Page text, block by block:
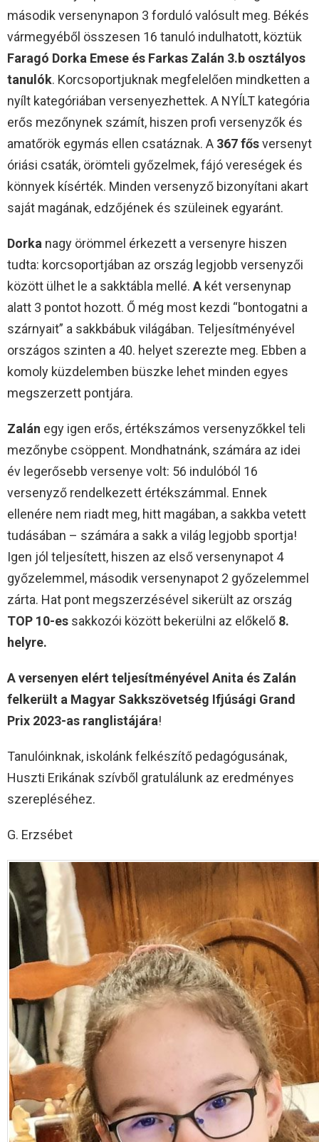
második versenynapon 3 forduló valósult meg. Békés
vármegyéből összesen 16 tanuló indulhatott, köztük
Faragó Dorka Emese és Farkas Zalán 3.b osztályos
tanulók. Korcsoportjuknak megfelelően mindketten a
nyílt kategóriában versenyezhettek. A NYÍLT kategória
erős mezőnynek számít, hiszen profi versenyzők és
amatőrök egymás ellen csatáznak. A 367 fősversenyt
óriási csaták, örömteli győzelmek, fájó vereségek és
könnyek kísérték. Minden versenyző bizonyítani akart
saját magának, edzőjének és szüleinek egyaránt.
Dorka nagy örömmel érkezett a versenyre hiszen
tudta: korcsoportjában az ország legjobb versenyzői
között ülhet le a sakktábla mellé. A két versenynap
alatt 3 pontot hozott. Ő még most kezdi “bontogatni a
szárnyait” a sakkbábuk világában. Teljesítményével
országos szinten a 40. helyet szerezte meg. Ebben a
komoly küzdelemben büszke lehet minden egyes
megszerzett pontjára.
Zalán egy igen erős, értékszámos versenyzőkkel teli
mezőnybe csöppent. Mondhatnánk, számára az idei
év legerősebb versenye volt: 56 indulóból 16
versenyző rendelkezett értékszámmal. Ennek
ellenére nem riadt meg, hitt magában, a sakkba vetett
tudásában – számára a sakk a világ legjobb sportja!
Igen jól teljesített, hiszen az első versenynapot 4
győzelemmel, második versenynapot 2 győzelemmel
zárta. Hat pont megszerzésével sikerült az ország
TOP 10-es sakkozói között bekerülni az előkelő 8.
helyre.
A versenyen elért teljesítményével Anita és Zalán
felkerült a Magyar Sakkszövetség Ifjúsági Grand
Prix 2023-as ranglistájára!
Tanulóinknak, iskolánk felkészítő pedagógusának,
Huszti Erikának szívből gratulálunk az eredményes
szerepléséhez.
G. Erzsébet